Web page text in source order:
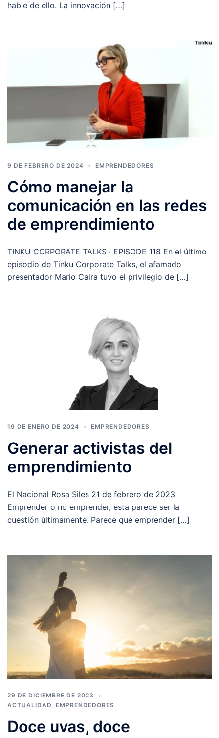
hable de ello. La innovación […]
9 DE FEBRERO DE 2024 EMPRENDEDORES
Cómo manejar la
comunicación en las redes
de emprendimiento
TINKU CORPORATE TALKS · EPISODE 118 En el último
episodio de Tinku Corporate Talks, el afamado
presentador Mario Caira tuvo el privilegio de […]
19 DE ENERO DE 2024 EMPRENDEDORES
Generar activistas del
emprendimiento
El Nacional Rosa Siles 21 de febrero de 2023
Emprender o no emprender, esta parece ser la
cuestión últimamente. Parece que emprender […]
29 DE DICIEMBRE DE 2023
ACTUALIDAD
EMPRENDEDORES
Doce uvas, doce